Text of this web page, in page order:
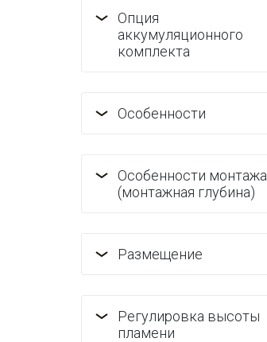
Опция
аккумуляционного
комплекта
Особенности
Особенности монтажа
(монтажная глубина)
Размещение
Регулировка высоты
пламени